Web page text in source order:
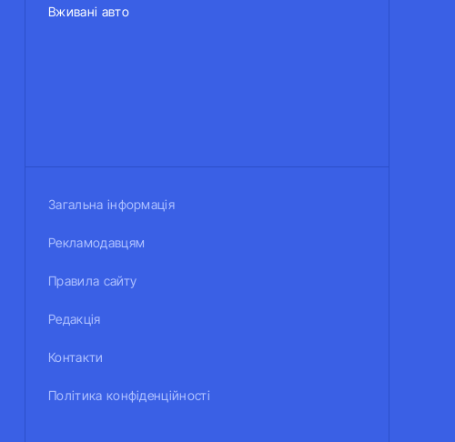
Вживані авто
Загальна інформація
Рекламодавцям
Правила сайту
Редакція
Контакти
Політика конфіденційності